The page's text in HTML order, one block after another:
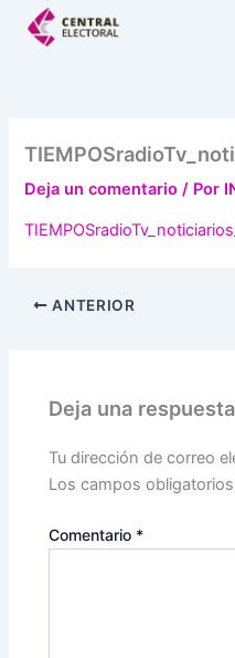
Deja un comentario / Por
ANTERIOR
Deja una respuesta
Tu dirección de correo
Los campos
Comentario *